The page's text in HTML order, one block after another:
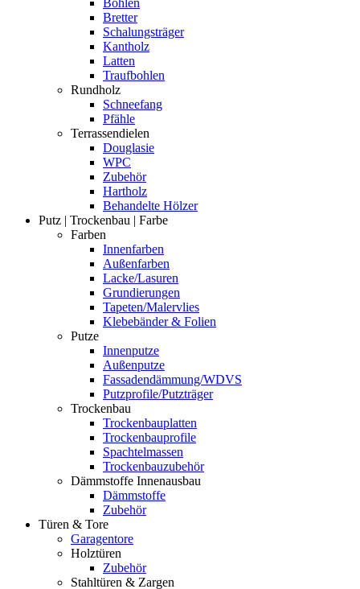
Bretter
Schalungsträger
Kantholz
Latten
Traufbohlen
Rundholz
Schneefang
Pfähle
Terrassendielen
Douglasie
WPC
Zubehör
Hartholz
Behandelte Hölzer
Putz | Trockenbau | Farbe
Farben
Innenfarben
Außenfarben
Lacke/Lasuren
Grundierungen
Tapeten/Malervlies
Klebebänder & Folien
Putze
Innenputze
Außenputze
Fassadendämmung/WDVS
Putzprofile/Putzträger
Trockenbau
Trockenbauplatten
Trockenbauprofile
Spachtelmassen
Trockenbauzubehör
Dämmstoffe Innenausbau
Dämmstoffe
Zubehör
Türen & Tore
Garagentore
Holztüren
Zubehör
Stahltüren & Zargen